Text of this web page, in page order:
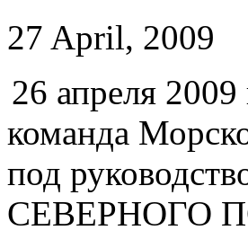
27 April, 2009
26 апреля
команда
под
СЕВЕРНОГО